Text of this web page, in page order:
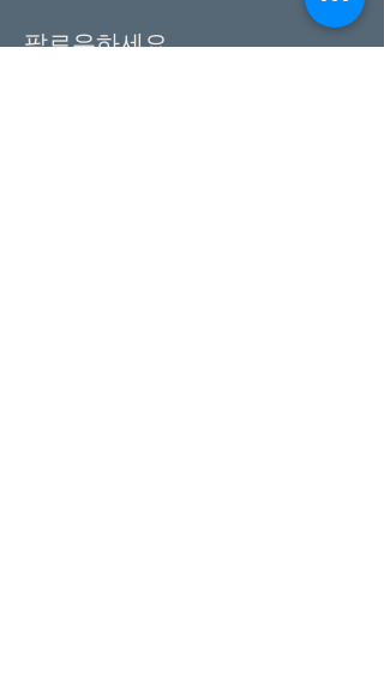
팔로우하세요